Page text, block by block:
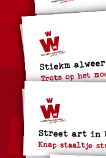
Stiekm
Trots op het
Street art in
Knap staaltje